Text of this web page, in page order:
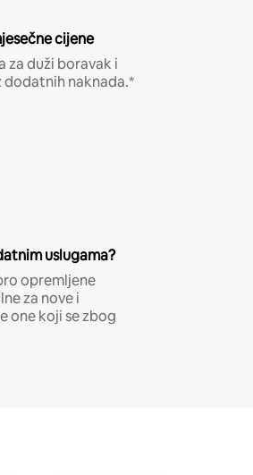
cijene
za duži boravak i
dodatnih naknada.*
uslugama?
opremljene
za nove i
one koji se zbog